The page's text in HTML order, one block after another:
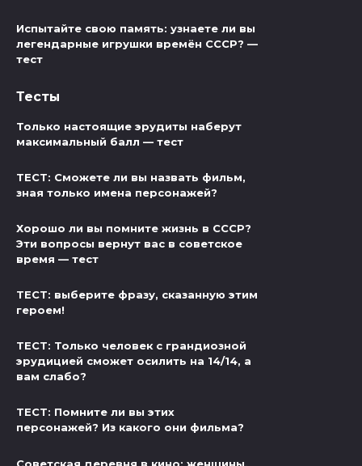
Испытайте свою память: узнаете ли вы
легендарные игрушки времён СССР? —
тест
Тесты
Только настоящие эрудиты наберут
максимальный балл — тест
ТЕСТ: Сможете ли вы назвать фильм,
зная только имена персонажей?
Хорошо ли вы помните жизнь в СССР?
Эти вопросы вернут вас в советское
время — тест
ТЕСТ: выберите фразу, сказанную этим
героем!
ТЕСТ: Только человек с грандиозной
эрудицией сможет осилить на 14/14, а
вам слабо?
ТЕСТ: Помните ли вы этих
персонажей? Из какого они фильма?